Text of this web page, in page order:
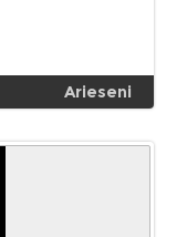
Arieseni